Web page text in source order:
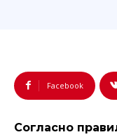
Facebook
Согласно